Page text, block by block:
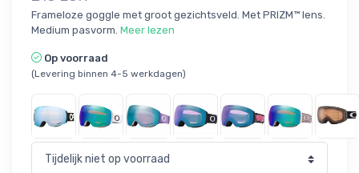
Frameloze goggle met groot gezichtsveld. Met PRIZM™ lens.
Medium pasvorm. Meer lezen
Op voorraad
(Levering binnen 4-5 werkdagen)